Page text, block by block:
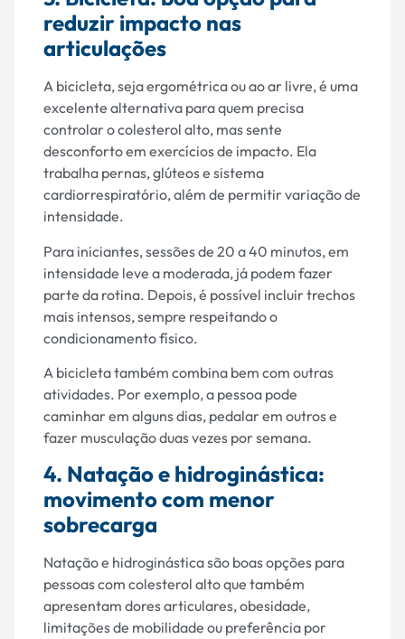
reduzir impacto nas
articulações
A bicicleta, seja ergométrica ou ao ar livre, é uma
excelente alternativa para quem precisa
controlar o colesterol alto, mas sente
desconforto em exercícios de impacto. Ela
trabalha pernas, glúteos e sistema
cardiorrespiratório, além de permitir variação de
intensidade.
Para iniciantes, sessões de 20 a 40 minutos, em
intensidade leve a moderada, já podem fazer
parte da rotina. Depois, é possível incluir trechos
mais intensos, sempre respeitando o
condicionamento físico.
A bicicleta também combina bem com outras
atividades. Por exemplo, a pessoa pode
caminhar em alguns dias, pedalar em outros e
fazer musculação duas vezes por semana.
4. Natação e hidroginástica:
movimento com menor
sobrecarga
Natação e hidroginástica são boas opções para
pessoas com colesterol alto que também
apresentam dores articulares, obesidade,
limitações de mobilidade ou preferência por